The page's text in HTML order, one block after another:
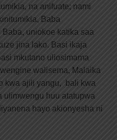
na anifuate; nami
Baba
uniokoe katika saa
jina lako. Basi ikaja
mkutano uliosimama
walisema, Malaika
kwa ajili yangu, bali kwa
ulimwengu huu atatupwa
hayo akionyesha ni